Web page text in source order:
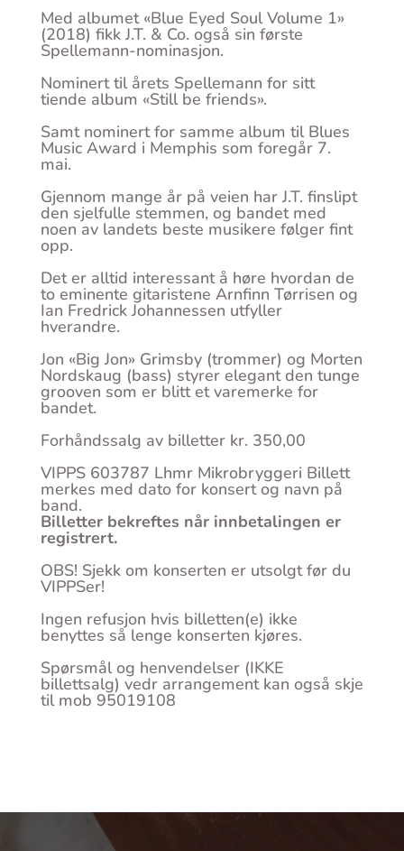
Med albumet «Blue Eyed Soul Volume 1»
(2018) fikk J.T. & Co. også sin første
Spellemann-nominasjon.
Nominert til årets Spellemann for sitt
tiende album «Still be friends».
Samt nominert for samme album til Blues
Music Award i Memphis som foregår 7.
mai.
Gjennom mange år på veien har J.T. finslipt
den sjelfulle stemmen, og bandet med
noen av landets beste musikere følger fint
opp.
Det er alltid interessant å høre hvordan de
to eminente gitaristene Arnfinn Tørrisen og
Ian Fredrick Johannessen utfyller
hverandre.
Jon «Big Jon» Grimsby (trommer) og Morten
Nordskaug (bass) styrer elegant den tunge
grooven som er blitt et varemerke for
bandet.
Forhåndssalg av billetter kr. 350,00
VIPPS 603787 Lhmr Mikrobryggeri Billett
merkes med dato for konsert og navn på
band.
Billetter bekreftes når innbetalingen er
registrert.
OBS! Sjekk om konserten er utsolgt før du
VIPPSer!
Ingen refusjon hvis billetten(e) ikke
benyttes så lenge konserten kjøres.
Spørsmål og henvendelser (IKKE
billettsalg) vedr arrangement kan også skje
til mob 95019108